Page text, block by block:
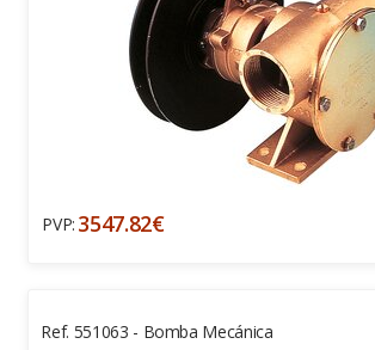
PVP: 3547.82€
Ref. 551063 - Bomba Mecánica